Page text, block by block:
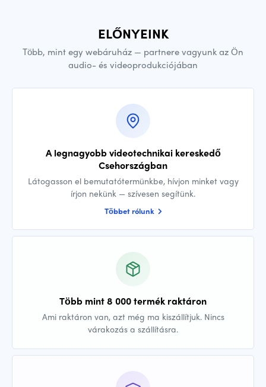
ELŐNYEINK
Több, mint egy webáruház — partnere vagyunk az Ön
audio- és videoprodukciójában
A legnagyobb videotechnikai kereskedő
Csehországban
Látogasson el bemutatótermünkbe, hívjon minket vagy
írjon nekünk — szívesen segítünk.
Többet rólunk
Több mint 8 000 termék raktáron
Ami raktáron van, azt még ma kiszállítjuk. Nincs
várakozás a szállításra.